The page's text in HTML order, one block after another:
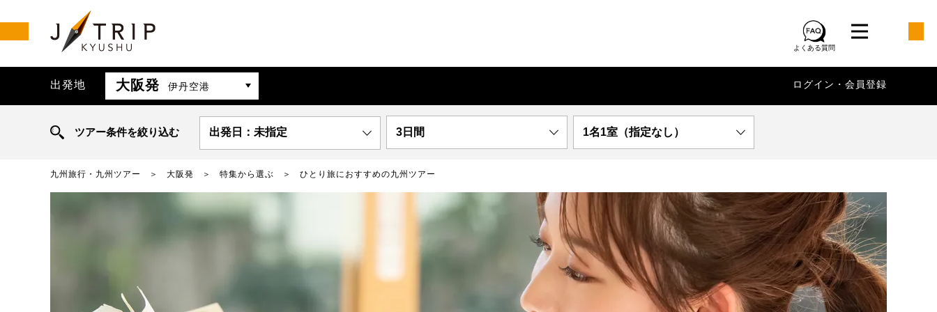
よくある質問
出発地 大阪発 伊丹空港 ログイン・会員登録
ツアー条件を絞り込む 出発日：未指定 3日間 1名1室（指定なし）
九州旅行・九州ツアー 大阪発 特集から選ぶ ひとり旅におすすめの九州ツアー